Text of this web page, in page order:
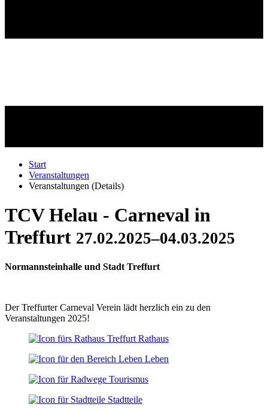
Start
Veranstaltungen
Veranstaltungen (Details)
TCV Helau - Carneval in
Treffurt 27.02.2025–04.03.2025
Normannsteinhalle und Stadt Treffurt
Der Treffurter Carneval Verein lädt herzlich ein zu den
Veranstaltungen 2025!
Rathaus
Leben
Tourismus
Stadtteile